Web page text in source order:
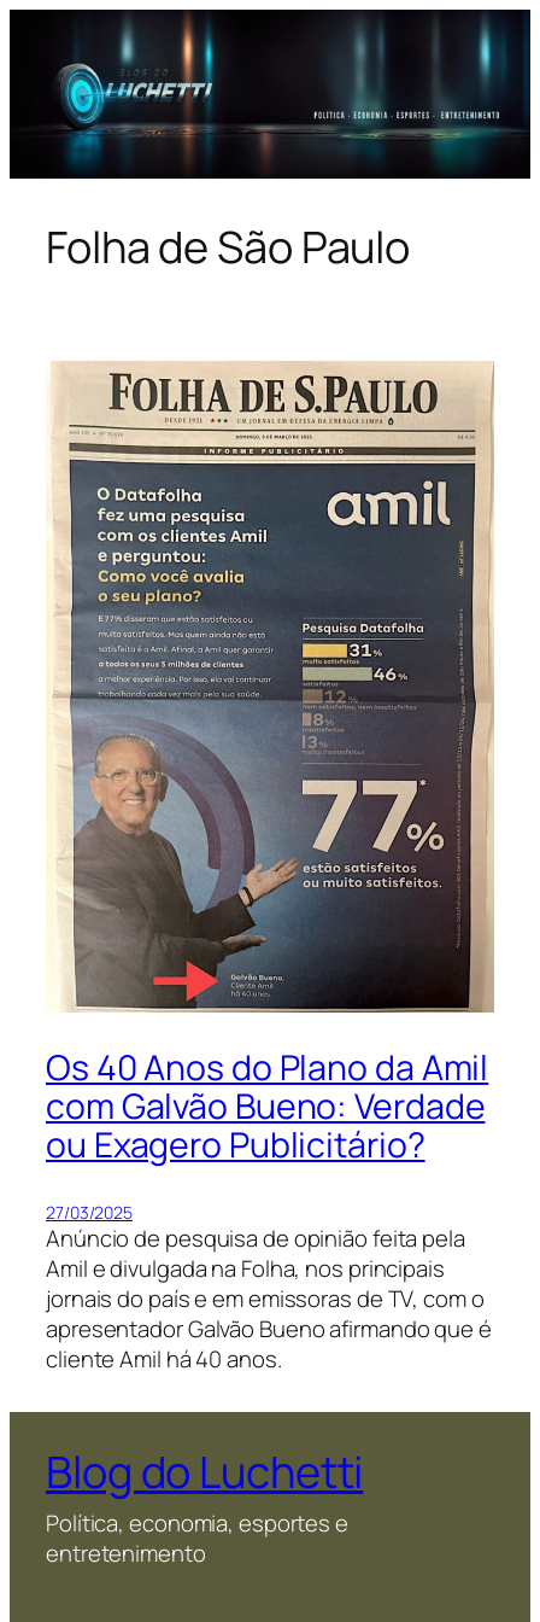
conteúdo
Folha de São Paulo
Os 40 Anos do Plano da Amil
com Galvão Bueno: Verdade
ou Exagero Publicitário?
27/03/2025
Anúncio de pesquisa de opinião feita pela
Amil e divulgada na Folha, nos principais
jornais do país e em emissoras de TV, com o
apresentador Galvão Bueno afirmando que é
cliente Amil há 40 anos.
Blog do Luchetti
Política, economia, esportes e
entretenimento